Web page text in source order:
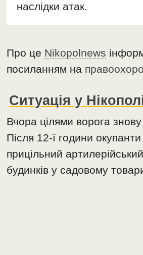
наслідки атак.
Про це Nikopolnews
посиланням на
Ситуація у
Вчора цілями ворога
Після 12-ї години
прицільний
будинків у садовому